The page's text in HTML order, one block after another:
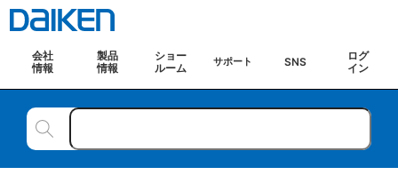
会社
情報
製品
情報
ショー
ルーム
サポート SNS
ログ
イン